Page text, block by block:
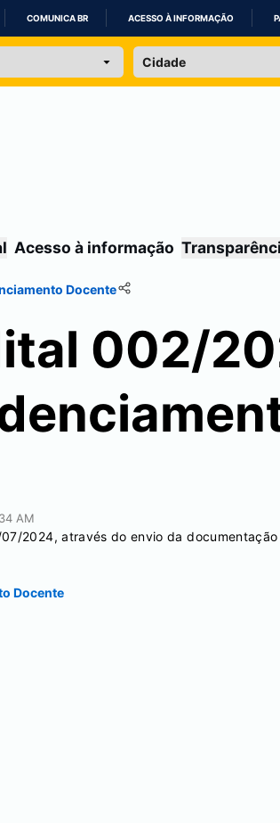
IR
COMUNICA BR ACESSO À INFORMAÇÃO
Acesso à informação
Docente
002/
AM
2024, através do envio da
Docente